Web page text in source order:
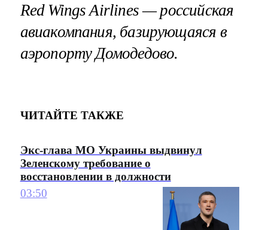
Red Wings Airlines — российская
авиакомпания, базирующаяся в
аэропорту Домодедово.
ЧИТАЙТЕ ТАКЖЕ
Экс-глава МО Украины выдвинул
Зеленскому требование о
восстановлении в должности
03:50